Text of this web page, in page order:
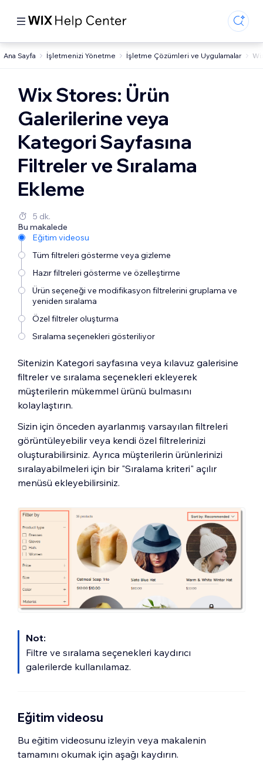
Ana Sayfa İşletmenizi Yönetme İşletme Çözümleri ve Uygulamalar
Wix Stores: Ürün
Galerilerine veya
Kategori Sayfasına
Filtreler ve Sıralama
Ekleme
5 dk.
Bu makalede
Eğitim videosu
Tüm filtreleri gösterme veya gizleme
Hazır filtreleri gösterme ve özelleştirme
Ürün seçeneği ve modifikasyon filtrelerini gruplama ve
yeniden sıralama
Özel filtreler oluşturma
Sıralama seçenekleri gösteriliyor
Sitenizin Kategori sayfasına veya kılavuz galerisine
filtreler ve sıralama seçenekleri ekleyerek
müşterilerin mükemmel ürünü bulmasını
kolaylaştırın.
Sizin için önceden ayarlanmış varsayılan filtreleri
görüntüleyebilir veya kendi özel filtrelerinizi
oluşturabilirsiniz. Ayrıca müşterilerin ürünlerinizi
sıralayabilmeleri için bir "Sıralama kriteri" açılır
menüsü ekleyebilirsiniz.
Not:
Filtre ve sıralama seçenekleri kaydırıcı
galerilerde kullanılamaz.
Eğitim videosu
Bu eğitim videosunu izleyin veya makalenin
tamamını okumak için aşağı kaydırın.